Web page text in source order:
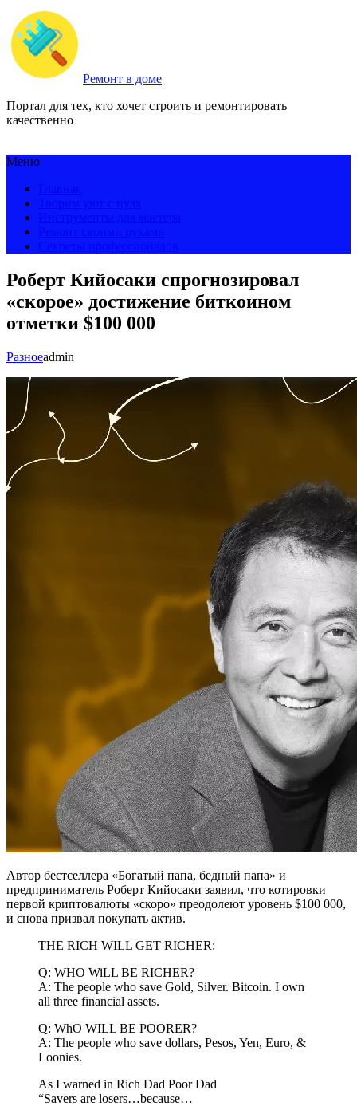
Ремонт в доме
Портал для тех, кто хочет строить и ремонтировать
качественно
Меню
Роберт Кийосаки спрогнозировал
«скорое» достижение биткоином
отметки $100 000
Разноеadmin
Автор бестселлера «Богатый папа, бедный папа» и
предприниматель Роберт Кийосаки заявил, что котировки
первой криптовалюты «скоро» преодолеют уровень $100 000,
и снова призвал покупать актив.
THE RICH WILL GET RICHER:
Q: WHO WiLL BE RICHER?
A: The people who save Gold, Silver. Bitcoin. I own
all three financial assets.
Q: WhO WILL BE POORER?
A: The people who save dollars, Pesos, Yen, Euro, &
Loonies.
As I warned in Rich Dad Poor Dad
“Savers are losers…because…